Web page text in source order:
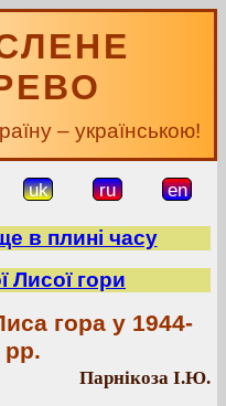
– українською!
uk ru en
в плині часу
Лисої гори
гора у 1944-
рр.
Парнікоза І.Ю.